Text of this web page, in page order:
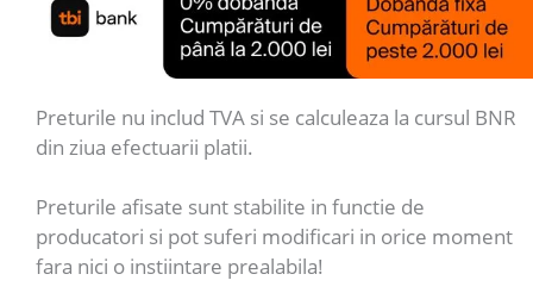
Preturile nu includ TVA si se calculeaza la cursul BNR
din ziua efectuarii platii.
Preturile afisate sunt stabilite in functie de
producatori si pot suferi modificari in orice moment
fara nici o instiintare prealabila!